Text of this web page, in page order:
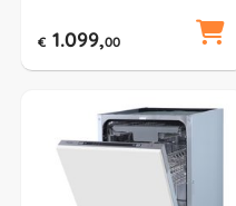
€ 1.099,00